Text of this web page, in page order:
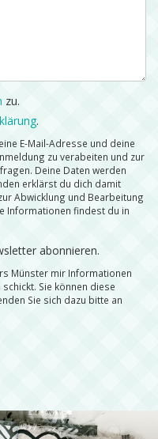
zu.
.
E-Mail-Adresse und deine
zu verabeiten und zur
Deine Daten werden
erklärst du dich damit
Abwicklung und Bearbeitung
Informationen findest du in
abonnieren.
Münster mir Informationen
Sie können diese
Sie sich dazu bitte an